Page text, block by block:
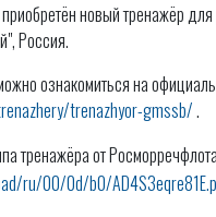
новыйтренажёр
Россия.
ознакомиться на
trenazhyor-gmssb/.
тренажёра от
ru/00/0d/b0/